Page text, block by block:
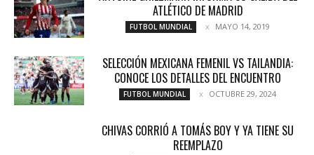
ATLÉTICO DE MADRID
FUTBOL MUNDIAL MAYO 14, 2019
SELECCIÓN MEXICANA FEMENIL VS TAILANDIA:
CONOCE LOS DETALLES DEL ENCUENTRO
FUTBOL MUNDIAL OCTUBRE 29, 2024
CHIVAS CORRIÓ A TOMÁS BOY Y YA TIENE SU
REEMPLAZO